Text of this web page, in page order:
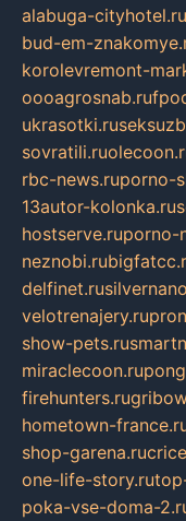
alabuga-cityhotel.ru
bud-em-
korolevremont-
oooagrosnab.ru
ukrasotki.ru
sovratili.ru
rbc-news.ruporno-
13autor-kolonka.ru
hostserve.ruporno-
neznobi.ru
delfinet.ru
velotrenajery.ru
show-pets.ru
miraclecoon.ru
firehunters.ru
hometown-
shop-garena.ru
one-life-story.ru
poka-vse-doma-